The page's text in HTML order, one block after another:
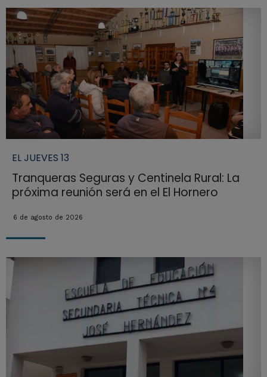
EL JUEVES 13
Tranqueras Seguras y Centinela Rural: La
próxima reunión será en el El Hornero
6 de agosto de 2026